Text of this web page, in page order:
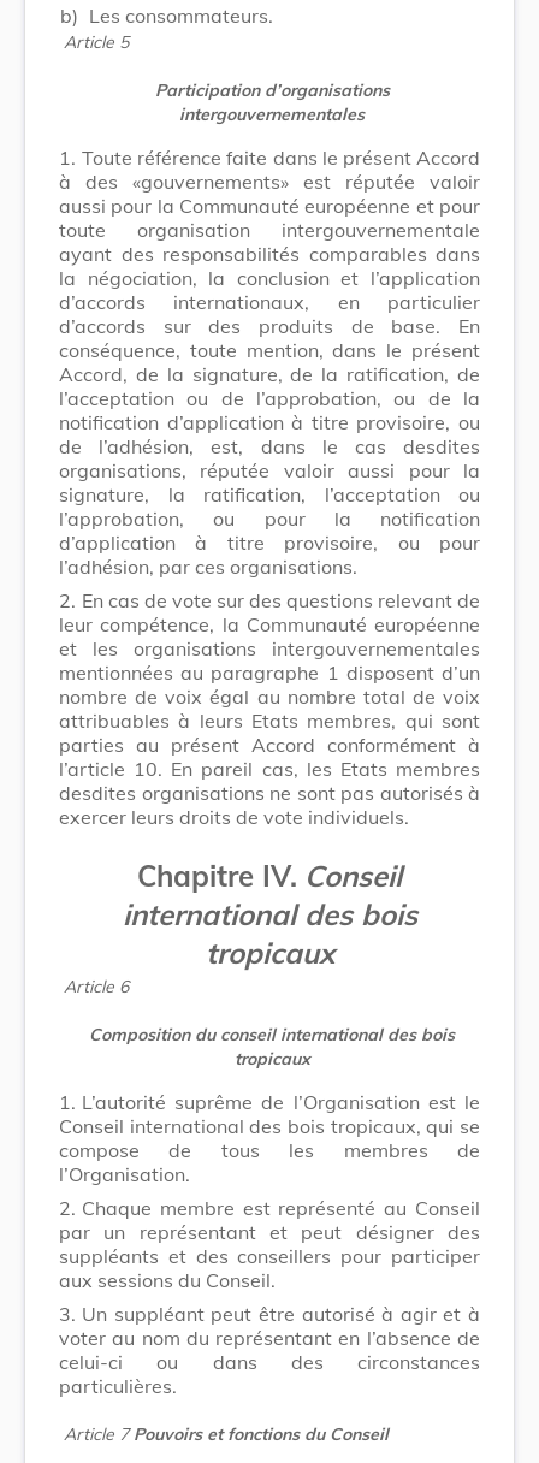
b) Les consommateurs.
Article 5
Participation d’organisations
intergouvernementales
1. Toute référence faite dans le présent Accord
à des «gouvernements» est réputée valoir
aussi pour la Communauté européenne et pour
toute organisation intergouvernementale
ayant des responsabilités comparables dans
la négociation, la conclusion et l’application
d’accords internationaux, en particulier
d’accords sur des produits de base. En
conséquence, toute mention, dans le présent
Accord, de la signature, de la ratification, de
l’acceptation ou de l’approbation, ou de la
notification d’application à titre provisoire, ou
de l’adhésion, est, dans le cas desdites
organisations, réputée valoir aussi pour la
signature, la ratification, l’acceptation ou
l’approbation, ou pour la notification
d’application à titre provisoire, ou pour
l’adhésion, par ces organisations.
2. En cas de vote sur des questions relevant de
leur compétence, la Communauté européenne
et les organisations intergouvernementales
mentionnées au paragraphe 1 disposent d’un
nombre de voix égal au nombre total de voix
attribuables à leurs Etats membres, qui sont
parties au présent Accord conformément à
l’article 10. En pareil cas, les Etats membres
desdites organisations ne sont pas autorisés à
exercer leurs droits de vote individuels.
Chapitre IV. Conseil
international des bois
tropicaux
Article 6
Composition du conseil international des bois
tropicaux
1. L’autorité suprême de l’Organisation est le
Conseil international des bois tropicaux, qui se
compose de tous les membres de
l’Organisation.
2. Chaque membre est représenté au Conseil
par un représentant et peut désigner des
suppléants et des conseillers pour participer
aux sessions du Conseil.
3. Un suppléant peut être autorisé à agir et à
voter au nom du représentant en l’absence de
celui-ci ou dans des circonstances
particulières.
Article 7 Pouvoirs et fonctions du Conseil